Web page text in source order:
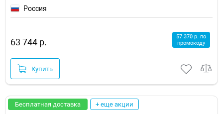
Россия
63 744 р.
57 370 р. по
промокоду
Купить
Бесплатная доставка + еще акции